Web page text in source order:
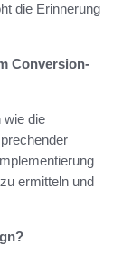
die Erinnerung
Conversion-
wie die
ermitteln und